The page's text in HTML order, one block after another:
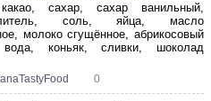
сахар, сахар ванильный,
соль, яйца, масло
молоко сгущённое, абрикосовый
коньяк, сливки, шоколад
0